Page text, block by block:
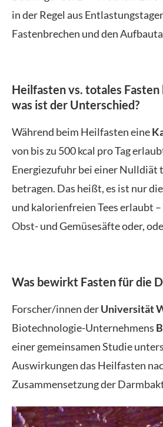
in der Regel aus
Fastenbrechen und den
Heilfasten vs. totales Fasten
was ist der Unterschied?
Während beim Heilfasten eine
von bis zu 500 kcal pro Tag
Energiezufuhr bei einer Nulldiät
betragen. Das heißt, es ist nur
und kalorienfreien Tees erlaubt
Obst- und Gemüsesäfte oder,
Was bewirkt Fasten für die
Forscher/innen derUniversität
Biotechnologie-Unternehmens
einer gemeinsamen Studie
Auswirkungen das Heilfasten
Zusammensetzung der